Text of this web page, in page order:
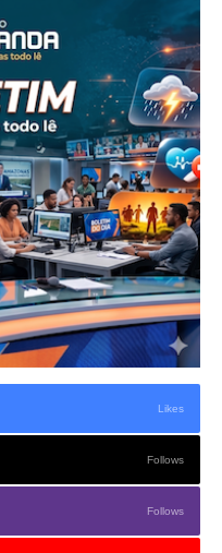
Likes
Follows
Follows